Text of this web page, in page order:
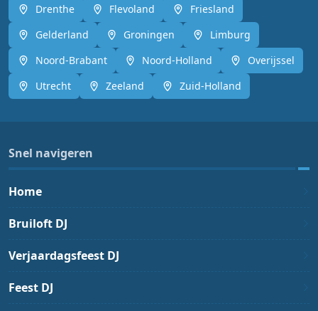
Drenthe Flevoland
Friesland
Gelderland
Groningen
Limburg
Noord-Brabant
Noord-Holland
Overijssel
Utrecht
Zeeland Zuid-Holland
Snel navigeren
Home
Bruiloft DJ
Verjaardagsfeest DJ
Feest DJ